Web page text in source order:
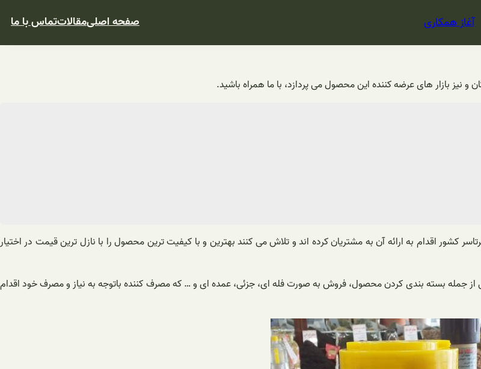
آغاز همکاری صفحه اصلیمقالاتتماس با ما
نیز بازار های عرضه کننده این محصول می پردازد، با ما همراه باشید.
کشور اقدام به ارائه آن به مشتریان کرده اند و تلاش می کنند بهترین و با کیفیت ترین محصول را با نازل ترین قیمت در اختیار
از جمله بسته بندی کردن محصول، فروش به صورت فله ای، جزئی، عمده ای و … که مصرف کننده باتوجه به نیاز و مصرف خود اقدام